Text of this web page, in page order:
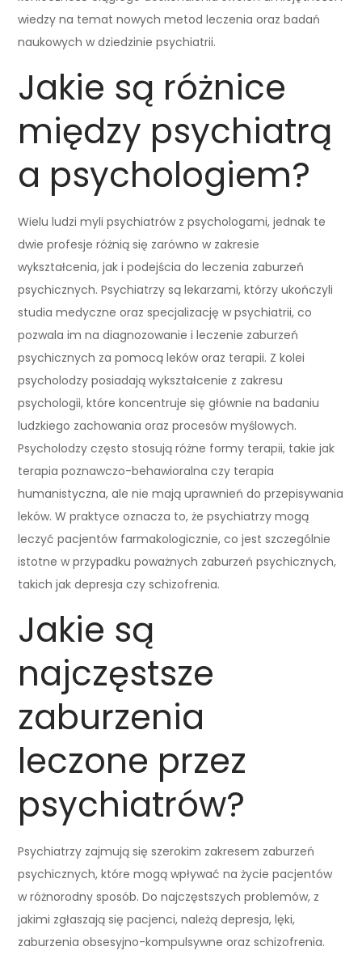
wiedzy na temat nowych metod leczenia oraz badań
naukowych w dziedzinie psychiatrii.
Jakie są różnice
między psychiatrą
a psychologiem?
Wielu ludzi myli psychiatrów z psychologami, jednak te
dwie profesje różnią się zarówno w zakresie
wykształcenia, jak i podejścia do leczenia zaburzeń
psychicznych. Psychiatrzy są lekarzami, którzy ukończyli
studia medyczne oraz specjalizację w psychiatrii, co
pozwala im na diagnozowanie i leczenie zaburzeń
psychicznych za pomocą leków oraz terapii. Z kolei
psycholodzy posiadają wykształcenie z zakresu
psychologii, które koncentruje się głównie na badaniu
ludzkiego zachowania oraz procesów myślowych.
Psycholodzy często stosują różne formy terapii, takie jak
terapia poznawczo-behawioralna czy terapia
humanistyczna, ale nie mają uprawnień do przepisywania
leków. W praktyce oznacza to, że psychiatrzy mogą
leczyć pacjentów farmakologicznie, co jest szczególnie
istotne w przypadku poważnych zaburzeń psychicznych,
takich jak depresja czy schizofrenia.
Jakie są
najczęstsze
zaburzenia
leczone przez
psychiatrów?
Psychiatrzy zajmują się szerokim zakresem zaburzeń
psychicznych, które mogą wpływać na życie pacjentów
w różnorodny sposób. Do najczęstszych problemów, z
jakimi zgłaszają się pacjenci, należą depresja, lęki,
zaburzenia obsesyjno-kompulsywne oraz schizofrenia.